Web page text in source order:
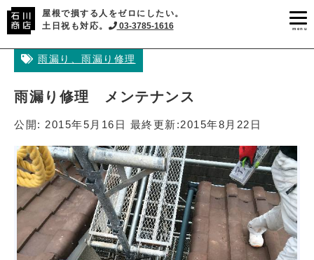
屋根で損する人をゼロにしたい。
土日祝も対応。
03-3785-1616 menu
雨漏り、雨漏り修理
雨漏り修理 メンテナンス
公開: 2015年5月16日 最終更新:2015年8月22日